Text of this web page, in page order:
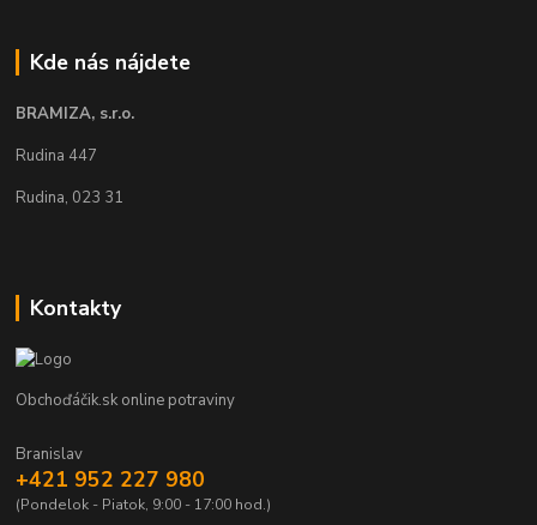
Kde nás nájdete
BRAMIZA, s.r.o.
Rudina 447
Rudina, 023 31
Kontakty
Obchoďáčik.sk online potraviny
Branislav
+421 952 227 980
(Pondelok - Piatok, 9:00 - 17:00 hod.)